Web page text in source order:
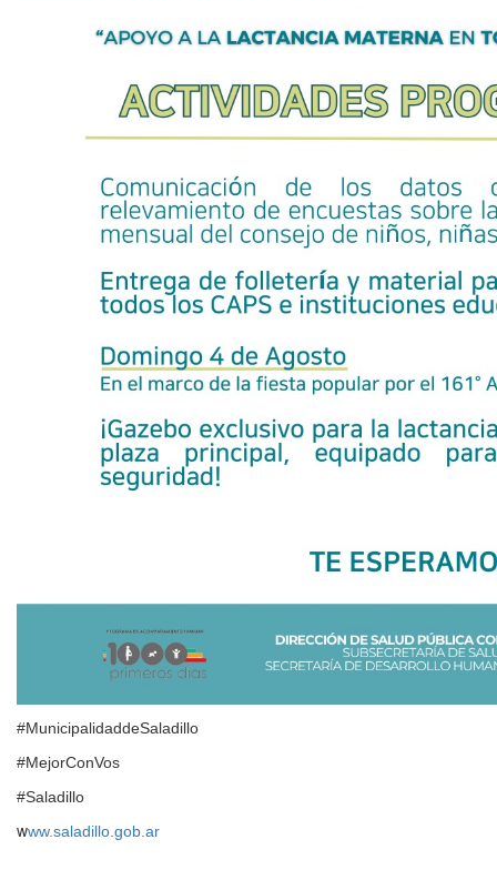
#MunicipalidaddeSaladillo
#MejorConVos
#Saladillo
www.saladillo.gob.ar